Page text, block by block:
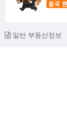
일반 부동산정보